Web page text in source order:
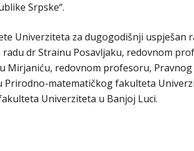
Srpske“.
Univerziteta za dugogodišnji uspješan
dr Strainu Posavljaku, redovnom
Mirjaniću, redovnom profesoru,
matematičkog fakulteta
Univerziteta u Banjoj Luci.